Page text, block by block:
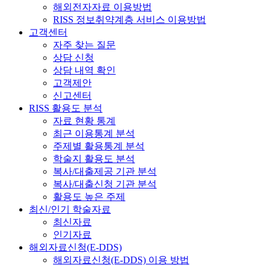
해외전자자료 이용방법
RISS 정보취약계층 서비스 이용방법
고객센터
자주 찾는 질문
상담 신청
상담 내역 확인
고객제안
신고센터
RISS 활용도 분석
자료 현황 통계
최근 이용통계 분석
주제별 활용통계 분석
학술지 활용도 분석
복사/대출제공 기관 분석
복사/대출신청 기관 분석
활용도 높은 주제
최신/인기 학술자료
최신자료
인기자료
해외자료신청(E-DDS)
해외자료신청(E-DDS) 이용 방법